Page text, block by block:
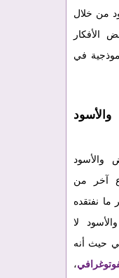
من خلال
الأفكار
في
والأسود
آخر من
ما نفتقده
لا
حيث أنه
،